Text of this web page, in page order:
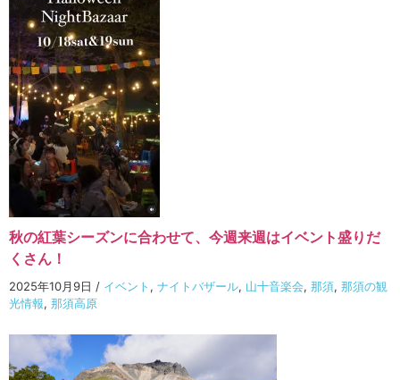
秋の紅葉シーズンに合わせて、今週来週はイベント盛りだ
くさん！
2025年10月9日 / イベント , ナイトバザール, 山十音楽会, 那須, 那須の観
光情報, 那須高原